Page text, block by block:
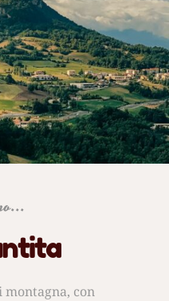
montagna, con